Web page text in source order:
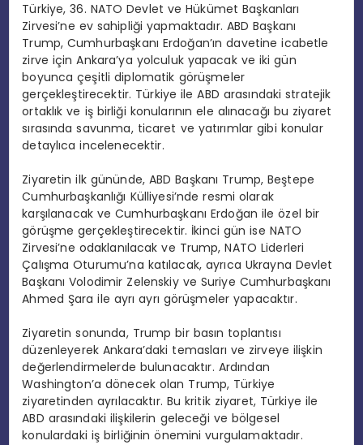
Türkiye, 36. NATO Devlet ve Hükümet Başkanları
Zirvesi’ne ev sahipliği yapmaktadır. ABD Başkanı
Trump, Cumhurbaşkanı Erdoğan’ın davetine icabetle
zirve için Ankara’ya yolculuk yapacak ve iki gün
boyunca çeşitli diplomatik görüşmeler
gerçekleştirecektir. Türkiye ile ABD arasındaki stratejik
ortaklık ve iş birliği konularının ele alınacağı bu ziyaret
sırasında savunma, ticaret ve yatırımlar gibi konular
detaylıca incelenecektir.
Ziyaretin ilk gününde, ABD Başkanı Trump, Beştepe
Cumhurbaşkanlığı Külliyesi’nde resmi olarak
karşılanacak ve Cumhurbaşkanı Erdoğan ile özel bir
görüşme gerçekleştirecektir. İkinci gün ise NATO
Zirvesi’ne odaklanılacak ve Trump, NATO Liderleri
Çalışma Oturumu’na katılacak, ayrıca Ukrayna Devlet
Başkanı Volodimir Zelenskiy ve Suriye Cumhurbaşkanı
Ahmed Şara ile ayrı ayrı görüşmeler yapacaktır.
Ziyaretin sonunda, Trump bir basın toplantısı
düzenleyerek Ankara’daki temasları ve zirveye ilişkin
değerlendirmelerde bulunacaktır. Ardından
Washington’a dönecek olan Trump, Türkiye
ziyaretinden ayrılacaktır. Bu kritik ziyaret, Türkiye ile
ABD arasındaki ilişkilerin geleceği ve bölgesel
konulardaki iş birliğinin önemini vurgulamaktadır.